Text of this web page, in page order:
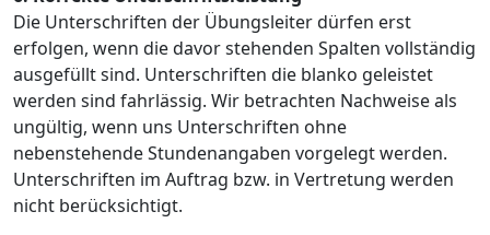
Die Unterschriften der Übungsleiter dürfen erst
erfolgen, wenn die davor stehenden Spalten vollständig
ausgefüllt sind. Unterschriften die blanko geleistet
werden sind fahrlässig. Wir betrachten Nachweise als
ungültig, wenn uns Unterschriften ohne
nebenstehende Stundenangaben vorgelegt werden.
Unterschriften im Auftrag bzw. in Vertretung werden
nicht berücksichtigt.